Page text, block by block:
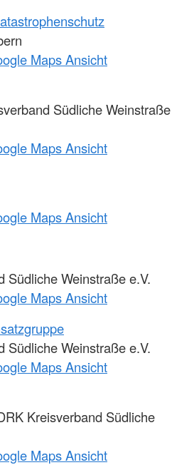
Maps Ansicht
Südliche Weinstraße
Maps Ansicht
Maps Ansicht
Südliche Weinstraße e.V.
Maps Ansicht
Südliche Weinstraße e.V.
Maps Ansicht
Kreisverband Südliche
Maps Ansicht